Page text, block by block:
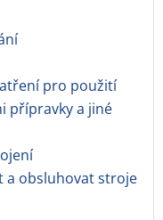
pro použití
přípravky a jiné
a obsluhovat stroje